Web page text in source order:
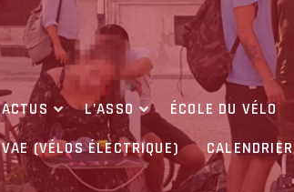
ACTUS L’ASSO ÉCOLE DU VÉLO
VAE (VÉLOS ÉLECTRIQUE)
CALENDRIER